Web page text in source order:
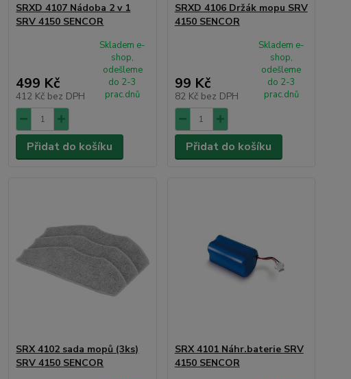
SRXD 4107 Nádoba 2 v 1
SRV 4150 SENCOR
499 Kč
412 Kč bez DPH
Skladem e-
shop,
odešleme
do 2-3
prac.dnů
Přidat do košíku
SRXD 4106 Držák mopu SRV
4150 SENCOR
99 Kč
82 Kč bez DPH
Skladem e-
shop,
odešleme
do 2-3
prac.dnů
Přidat do košíku
SRX 4102 sada mopů (3ks)
SRV 4150 SENCOR
SRX 4101 Náhr.baterie SRV
4150 SENCOR